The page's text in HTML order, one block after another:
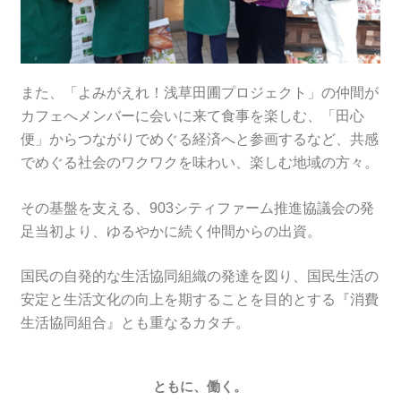
また、「よみがえれ！浅草田圃プロジェクト」の仲間が
カフェへメンバーに会いに来て食事を楽しむ、「田心
便」からつながりでめぐる経済へと参画するなど、共感
でめぐる社会のワクワクを味わい、楽しむ地域の方々。
その基盤を支える、903シティファーム推進協議会の発
足当初より、ゆるやかに続く仲間からの出資。
国民の自発的な生活協同組織の発達を図り、国民生活の
安定と生活文化の向上を期することを目的とする『消費
生活協同組合』とも重なるカタチ。
ともに、働く。